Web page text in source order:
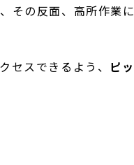
その反面、高所作業
セスできるよう、 ピ